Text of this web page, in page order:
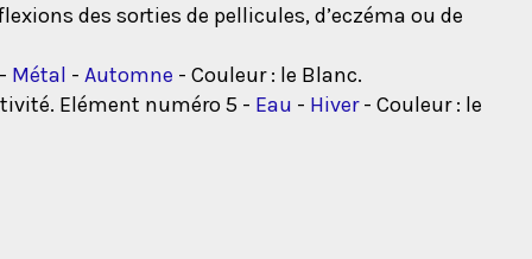
des sorties de pellicules, d’eczéma ou de
Métal - Automne - Couleur : le Blanc.
Elément numéro 5 - Eau - Hiver- Couleur : le